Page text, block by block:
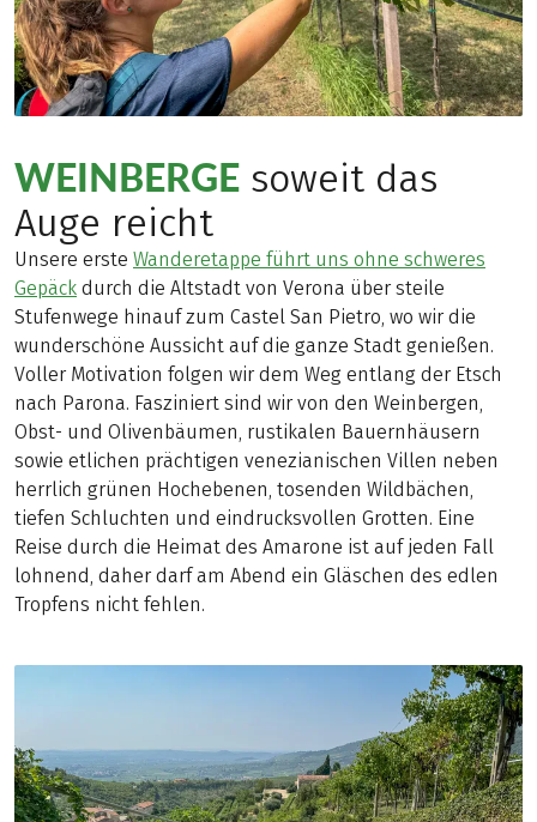
WEINBERGE soweit das
Auge reicht
Unsere erste Wanderetappe führt uns ohne schweres
Gepäck durch die Altstadt von Verona über steile
Stufenwege hinauf zum Castel San Pietro, wo wir die
wunderschöne Aussicht auf die ganze Stadt genießen.
Voller Motivation folgen wir dem Weg entlang der Etsch
nach Parona. Fasziniert sind wir von den Weinbergen,
Obst- und Olivenbäumen, rustikalen Bauernhäusern
sowie etlichen prächtigen venezianischen Villen neben
herrlich grünen Hochebenen, tosenden Wildbächen,
tiefen Schluchten und eindrucksvollen Grotten. Eine
Reise durch die Heimat des Amarone ist auf jeden Fall
lohnend, daher darf am Abend ein Gläschen des edlen
Tropfens nicht fehlen.